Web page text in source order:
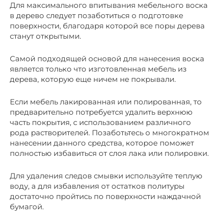
Для максимального впитывания мебельного воска
в дерево следует позаботиться о подготовке
поверхности, благодаря которой все поры дерева
станут открытыми.
Самой подходящей основой для нанесения воска
является только что изготовленная мебель из
дерева, которую еще ничем не покрывали.
Если мебель лакированная или полированная, то
предварительно потребуется удалить верхнюю
часть покрытия, с использованием различного
рода растворителей. Позаботьтесь о многократном
нанесении данного средства, которое поможет
полностью избавиться от слоя лака или полировки.
Для удаления следов смывки используйте теплую
воду, а для избавления от остатков политуры
достаточно пройтись по поверхности наждачной
бумагой.